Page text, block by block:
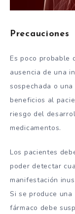
Precauciones
Es poco probable
ausencia de una
sospechada o
beneficios al
riesgo del
medicamentos.
Los pacientes
poder detectar
manifestación
Si se produce
fármaco debe